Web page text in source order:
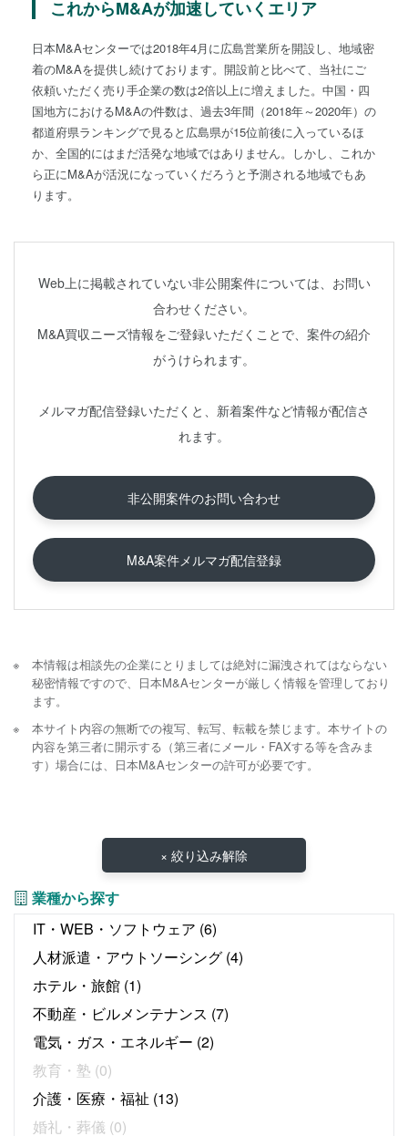
これからM&Aが加速していくエリア
日本M&Aセンターでは2018年4月に広島営業所を開設し、地域密
着のM&Aを提供し続けております。開設前と比べて、当社にご
依頼いただく売り手企業の数は2倍以上に増えました。中国・四
国地方におけるM&Aの件数は、過去3年間（2018年～2020年）の
都道府県ランキングで見ると広島県が15位前後に入っているほ
か、全国的にはまだ活発な地域ではありません。しかし、これか
ら正にM&Aが活況になっていくだろうと予測される地域でもあ
ります。
Web上に掲載されていない非公開案件については、お問い
合わせください。
M&A買収ニーズ情報をご登録いただくことで、案件の紹介
がうけられます。
メルマガ配信登録いただくと、新着案件など情報が配信さ
れます。
非公開案件のお問い合わせ
M&A案件メルマガ配信登録
本情報は相談先の企業にとりましては絶対に漏洩されてはならない
秘密情報ですので、日本M&Aセンターが厳しく情報を管理しており
ます。
本サイト内容の無断での複写、転写、転載を禁じます。本サイトの
内容を第三者に開示する（第三者にメール・FAXする等を含みま
す）場合には、日本M&Aセンターの許可が必要です。
× 絞り込み解除
業種から探す
IT・WEB・ソフトウェア (6)
人材派遣・アウトソーシング (4)
ホテル・旅館 (1)
不動産・ビルメンテナンス (7)
電気・ガス・エネルギー (2)
教育・塾 (0)
介護・医療・福祉 (13)
婚礼・葬儀 (0)